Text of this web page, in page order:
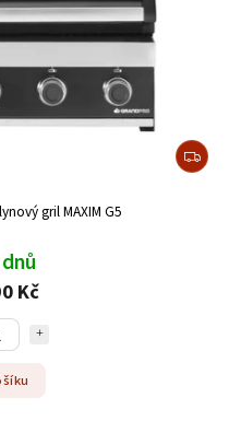
gril MAXIM G5
Kč